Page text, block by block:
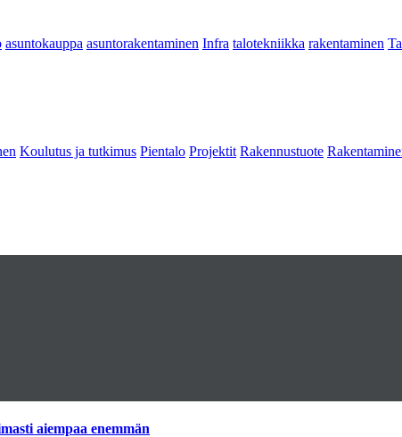
asuntokauppa asuntorakentaminen Infra talotekniikka rakentaminen
Koulutus ja tutkimus Pientalo Projektit Rakennustuote
aiempaa enemmän